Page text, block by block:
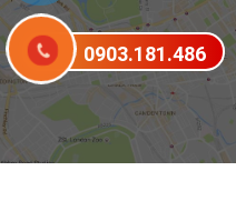
0903.181.486